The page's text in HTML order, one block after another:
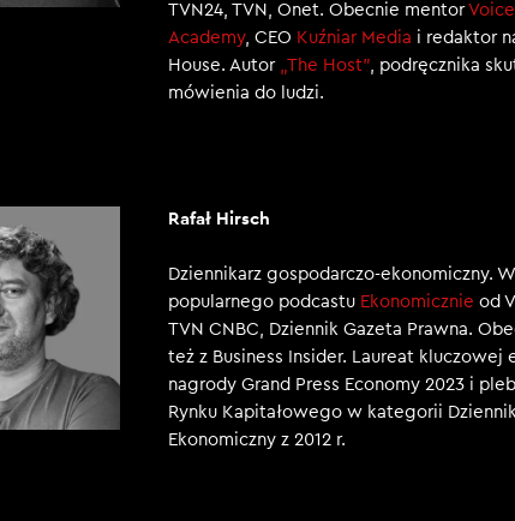
TVN24, TVN, Onet. Obecnie mentor
Academy, CEO Kuźniar Media i redaktor
House. Autor „The Host”, podręcznika
mówienia do ludzi.
Rafał Hirsch
Dziennikarz gospodarczo-ekonomiczny.
popularnego podcastu Ekonomicznie od
TVN CNBC, Dziennik Gazeta Prawna.
też z Business Insider. Laureat kluczowej
nagrody Grand Press Economy 2023 i
Rynku Kapitałowego w kategorii
Ekonomiczny z 2012 r.